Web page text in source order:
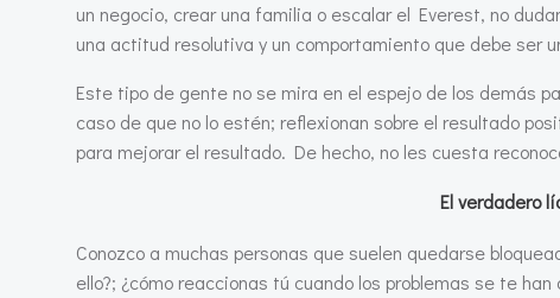
un negocio, crear una familia o escalar el Everest, no
una actitud resolutiva y un comportamiento que debe ser
Este tipo de gente no se mira en el espejo de los demás
caso de que no lo estén; reflexionan sobre el resultado
para mejorar el resultado. De hecho, no les cuesta
El verdadero
Conozco a muchas personas que suelen quedarse
ello?; ¿cómo reaccionas tú cuando los problemas se te